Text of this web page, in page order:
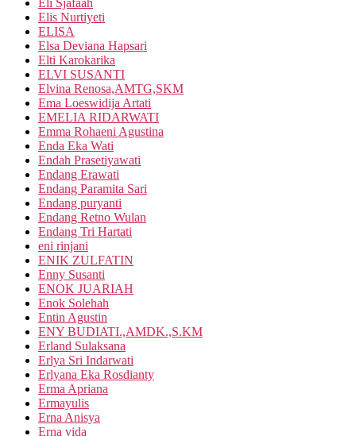
Eli Sjafaah
Elis Nurtiyeti
ELISA
Elsa Deviana Hapsari
Elti Karokarika
ELVI SUSANTI
Elvina Renosa,AMTG,SKM
Ema Loeswidija Artati
EMELIA RIDARWATI
Emma Rohaeni Agustina
Enda Eka Wati
Endah Prasetiyawati
Endang Erawati
Endang Paramita Sari
Endang puryanti
Endang Retno Wulan
Endang Tri Hartati
eni rinjani
ENIK ZULFATIN
Enny Susanti
ENOK JUARIAH
Enok Solehah
Entin Agustin
ENY BUDIATI.,AMDK.,S.KM
Erland Sulaksana
Erlya Sri Indarwati
Erlyana Eka Rosdianty
Erma Apriana
Ermayulis
Erna Anisya
Erna vida